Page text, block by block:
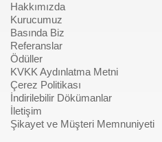
Hakkımızda
Kurucumuz
Basında Biz
Referanslar
Ödüller
KVKK Aydınlatma Metni
Çerez Politikası
İndirilebilir Dökümanlar
İletişim
Şikayet ve Müşteri Memnuniyeti